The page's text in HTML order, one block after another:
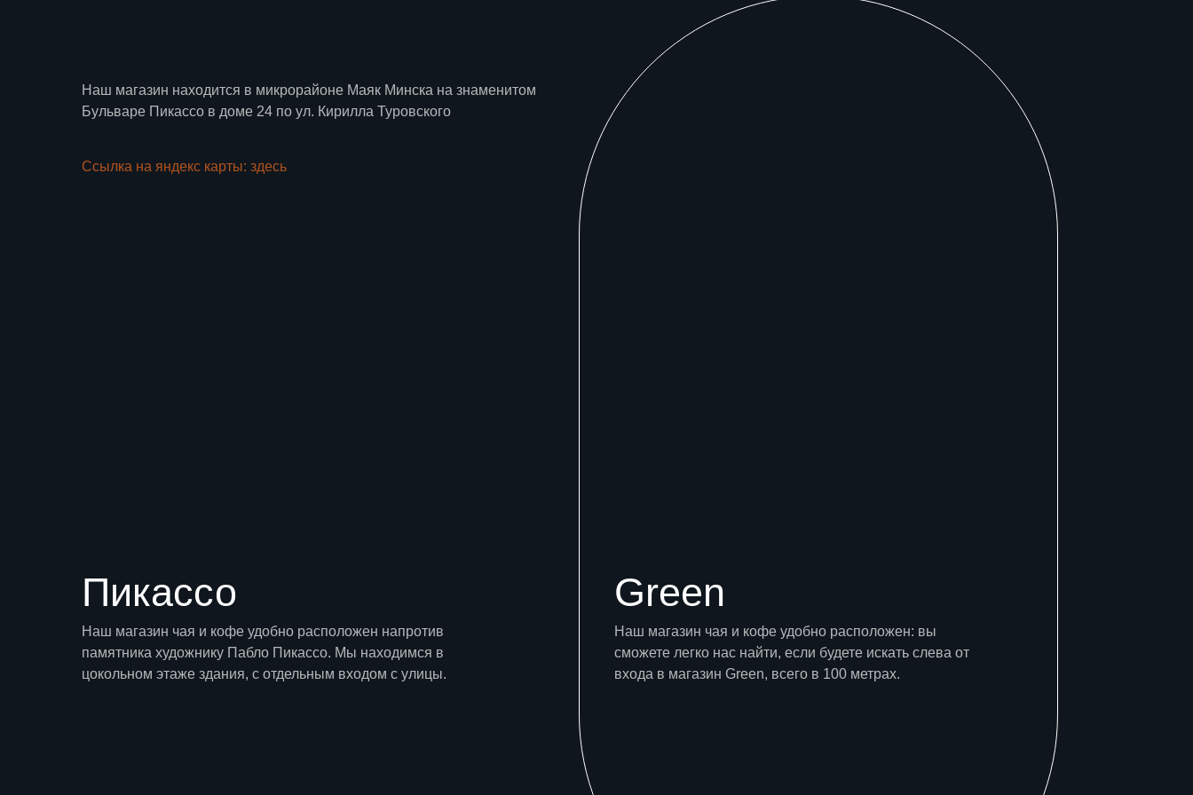
Наш магазин находится в микрорайоне Маяк Минска на знаменитом
Бульваре Пикассо в доме 24 по ул. Кирилла Туровского
Наш магазин чая и кофе удобно расположен напротив
памятника художнику Пабло Пикассо. Мы находимся в
цокольном этаже здания, с отдельным входом с улицы.
Пикассо
Наш магазин чая и кофе удобно расположен: вы
сможете легко нас найти, если будете искать слева от
входа в магазин Green, всего в 100 метрах.
Green
Ссылка на яндекс карты: здесь